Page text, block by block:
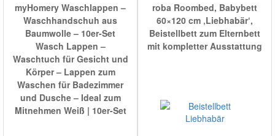
myHomery Waschlappen –
Waschhandschuh aus
Baumwolle – 10er-Set
Wasch Lappen –
Waschtuch für Gesicht und
Körper – Lappen zum
Waschen für Badezimmer
und Dusche – Ideal zum
Mitnehmen Weiß | 10er-Set
roba Roombed, Babybett
60×120 cm ‚Liebhabär‘,
Beistellbett zum Elternbett
mit kompletter Ausstattung